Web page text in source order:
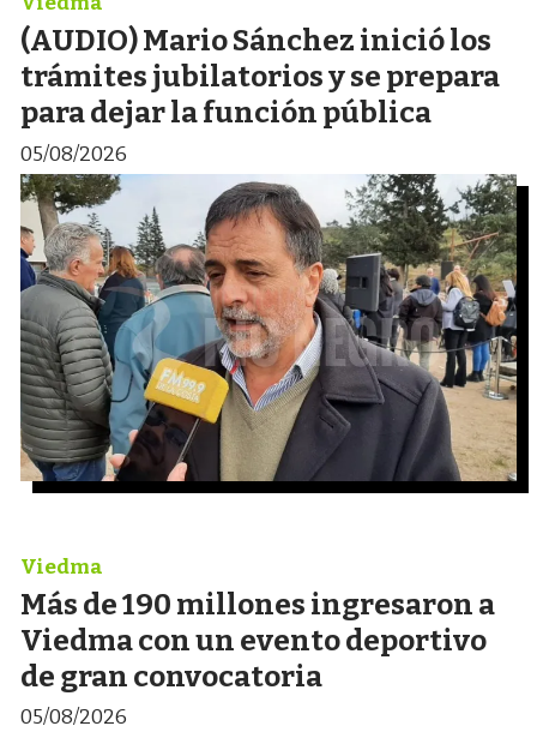
(AUDIO) Mario Sánchez inició los
trámites jubilatorios y se prepara
para dejar la función pública
05/08/2026
Más de 190 millones ingresaron a
Viedma con un evento deportivo
de gran convocatoria
Viedma
05/08/2026